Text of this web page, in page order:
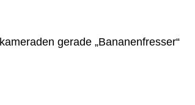
gerade „Bananenfresser“